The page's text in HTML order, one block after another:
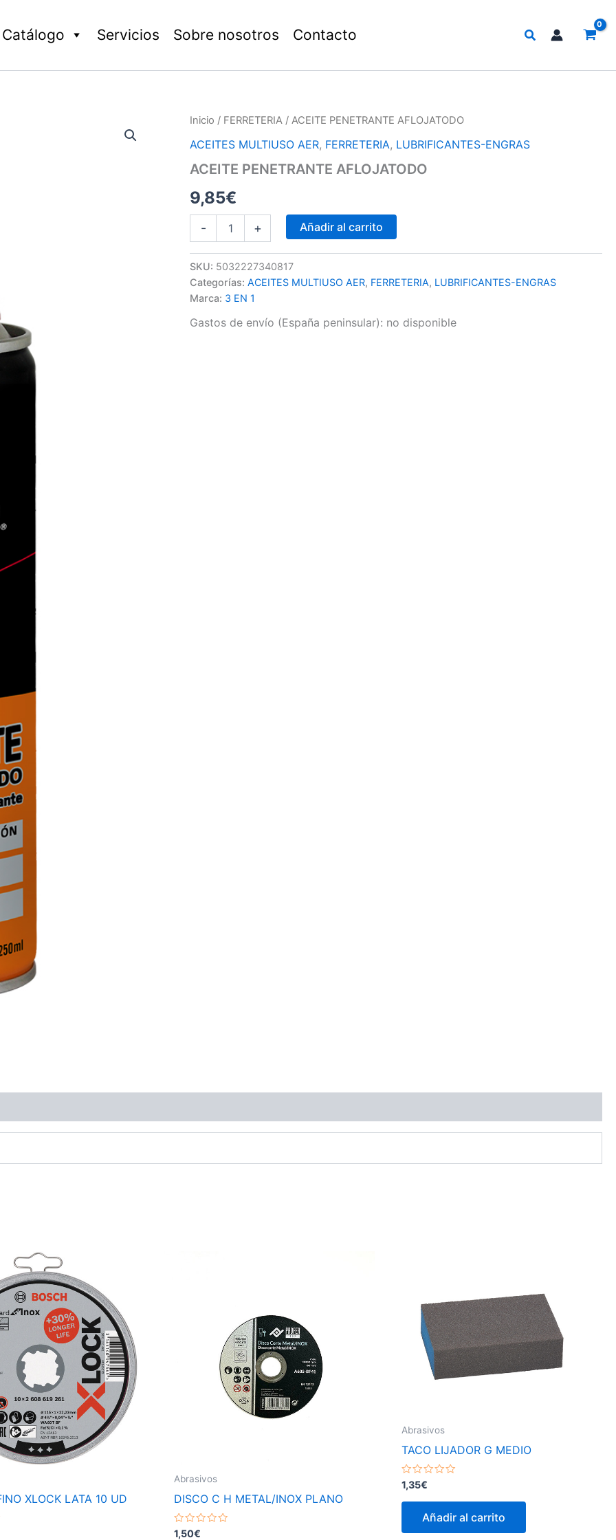
Catálogo Servicios Sobre nosotros Contacto Buscar
Inicio / FERRETERIA / ACEITE PENETRANTE AFLOJATODO
ACEITES MULTIUSO AER, FERRETERIA, LUBRIFICANTES-ENGRAS
ACEITE PENETRANTE AFLOJATODO
9,85€
-
ACEITE
AFLOJATODO
+ Añadir al carrito
SKU: 5032227340817
Categorías:ACEITES MULTIUSO AER, FERRETERIA, LUBRIFICANTES-ENGRAS
Marca: 3 EN 1
Gastos de envío (España peninsular): no disponible
XLOCK LATA 10 UD
Abrasivos
DISCO C H METAL/INOX PLANO
Valorado
1,50€
Abrasivos
TACO LIJADOR G MEDIO
Valorado
con
0
1,35€
Añadir al carrito